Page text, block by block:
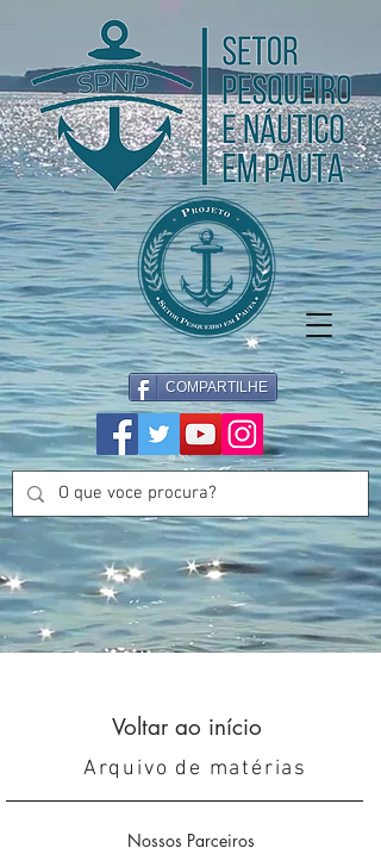
COMPARTILHE
Voltar ao início
Arquivo de matérias
Nossos Parceiros